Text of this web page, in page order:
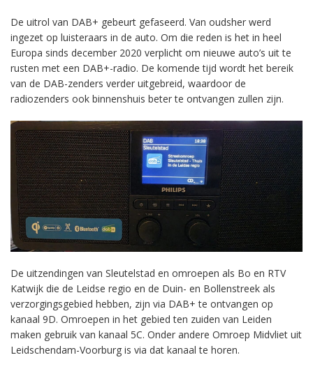
De uitrol van DAB+ gebeurt gefaseerd. Van oudsher werd
ingezet op luisteraars in de auto. Om die reden is het in heel
Europa sinds december 2020 verplicht om nieuwe auto’s uit te
rusten met een DAB+-radio. De komende tijd wordt het bereik
van de DAB-zenders verder uitgebreid, waardoor de
radiozenders ook binnenshuis beter te ontvangen zullen zijn.
De uitzendingen van Sleutelstad en omroepen als Bo en RTV
Katwijk die de Leidse regio en de Duin- en Bollenstreek als
verzorgingsgebied hebben, zijn via DAB+ te ontvangen op
kanaal 9D. Omroepen in het gebied ten zuiden van Leiden
maken gebruik van kanaal 5C. Onder andere Omroep Midvliet uit
Leidschendam-Voorburg is via dat kanaal te horen.